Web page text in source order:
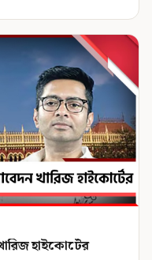
হাইকোর্টের